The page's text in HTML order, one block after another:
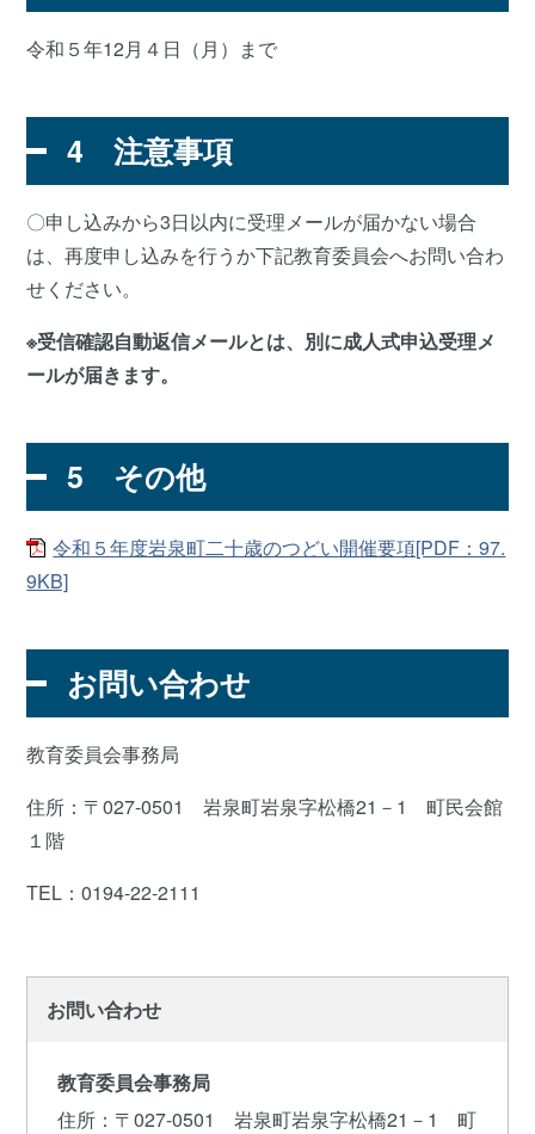
令和５年12月４日（月）まで
4 注意事項
〇申し込みから3日以内に受理メールが届かない場合
は、再度申し込みを行うか下記教育委員会へお問い合わ
せください。
※受信確認自動返信メールとは、別に成人式申込受理メ
ールが届きます。
5 その他
令和５年度岩泉町二十歳のつどい開催要項[PDF：97.
9KB]
お問い合わせ
教育委員会事務局
住所：〒027-0501 岩泉町岩泉字松橋21－1 町民会館
１階
TEL：0194-22-2111
お問い合わせ
教育委員会事務局
住所 ：〒027-0501 岩泉町岩泉字松橋21－1 町